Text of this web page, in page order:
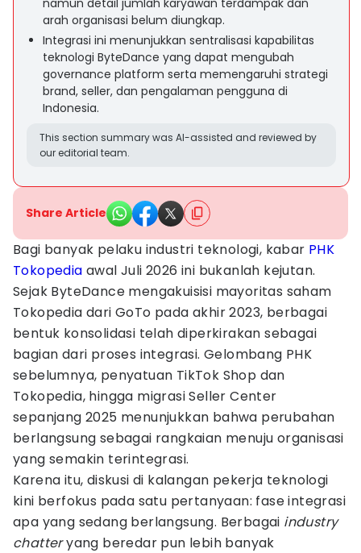
namun detail jumlah karyawan terdampak dan
arah organisasi belum diungkap.
Integrasi ini menunjukkan sentralisasi kapabilitas
teknologi ByteDance yang dapat mengubah
governance platform serta memengaruhi strategi
brand, seller, dan pengalaman pengguna di
Indonesia.
This section summary was AI-assisted and reviewed by
our editorial team.
Share Article
Bagi banyak pelaku industri teknologi, kabar PHK
Tokopedia awal Juli 2026 ini bukanlah kejutan.
Sejak ByteDance mengakuisisi mayoritas saham
Tokopedia dari GoTo pada akhir 2023, berbagai
bentuk konsolidasi telah diperkirakan sebagai
bagian dari proses integrasi. Gelombang PHK
sebelumnya, penyatuan TikTok Shop dan
Tokopedia, hingga migrasi Seller Center
sepanjang 2025 menunjukkan bahwa perubahan
berlangsung sebagai rangkaian menuju organisasi
yang semakin terintegrasi.
Karena itu, diskusi di kalangan pekerja teknologi
kini berfokus pada satu pertanyaan: fase integrasi
apa yang sedang berlangsung. Berbagai industry
chatteryang beredar pun lebih banyak